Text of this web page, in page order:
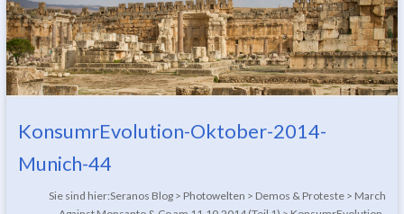
KonsumrEvolution-Oktober-2014-
Munich-44
Sie sind hier:Seranos Blog > Photowelten > Demos & Proteste > March